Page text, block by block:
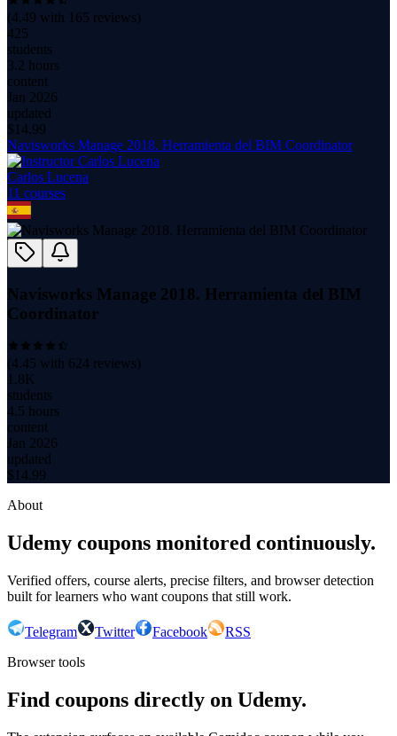
(4.49 with 165 reviews)
425
students
3.2 hours
content
Jan 2026
updated
$ 14.99
Navisworks Manage 2018. Herramienta del BIM Coordinator
Carlos Lucena
11 courses
Navisworks Manage 2018. Herramienta del BIM
Coordinator
(4.45 with 624 reviews)
1.8K
students
4.5 hours
content
Jan 2026
updated
$ 14.99
About
Udemy coupons monitored continuously.
Verified offers, course alerts, precise filters, and browser detection
built for learners who want coupons that still work.
Telegram Twitter Facebook
RSS
Browser tools
Find coupons directly on Udemy.